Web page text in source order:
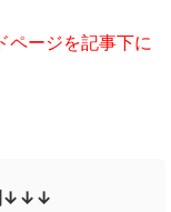
ページを記事下に
↓↓↓